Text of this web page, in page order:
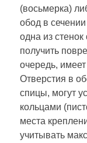
(восьмерка)
обод в
одна из
получить
очередь,
Отверстия в
спицы, могут
кольцами
места
учитывать